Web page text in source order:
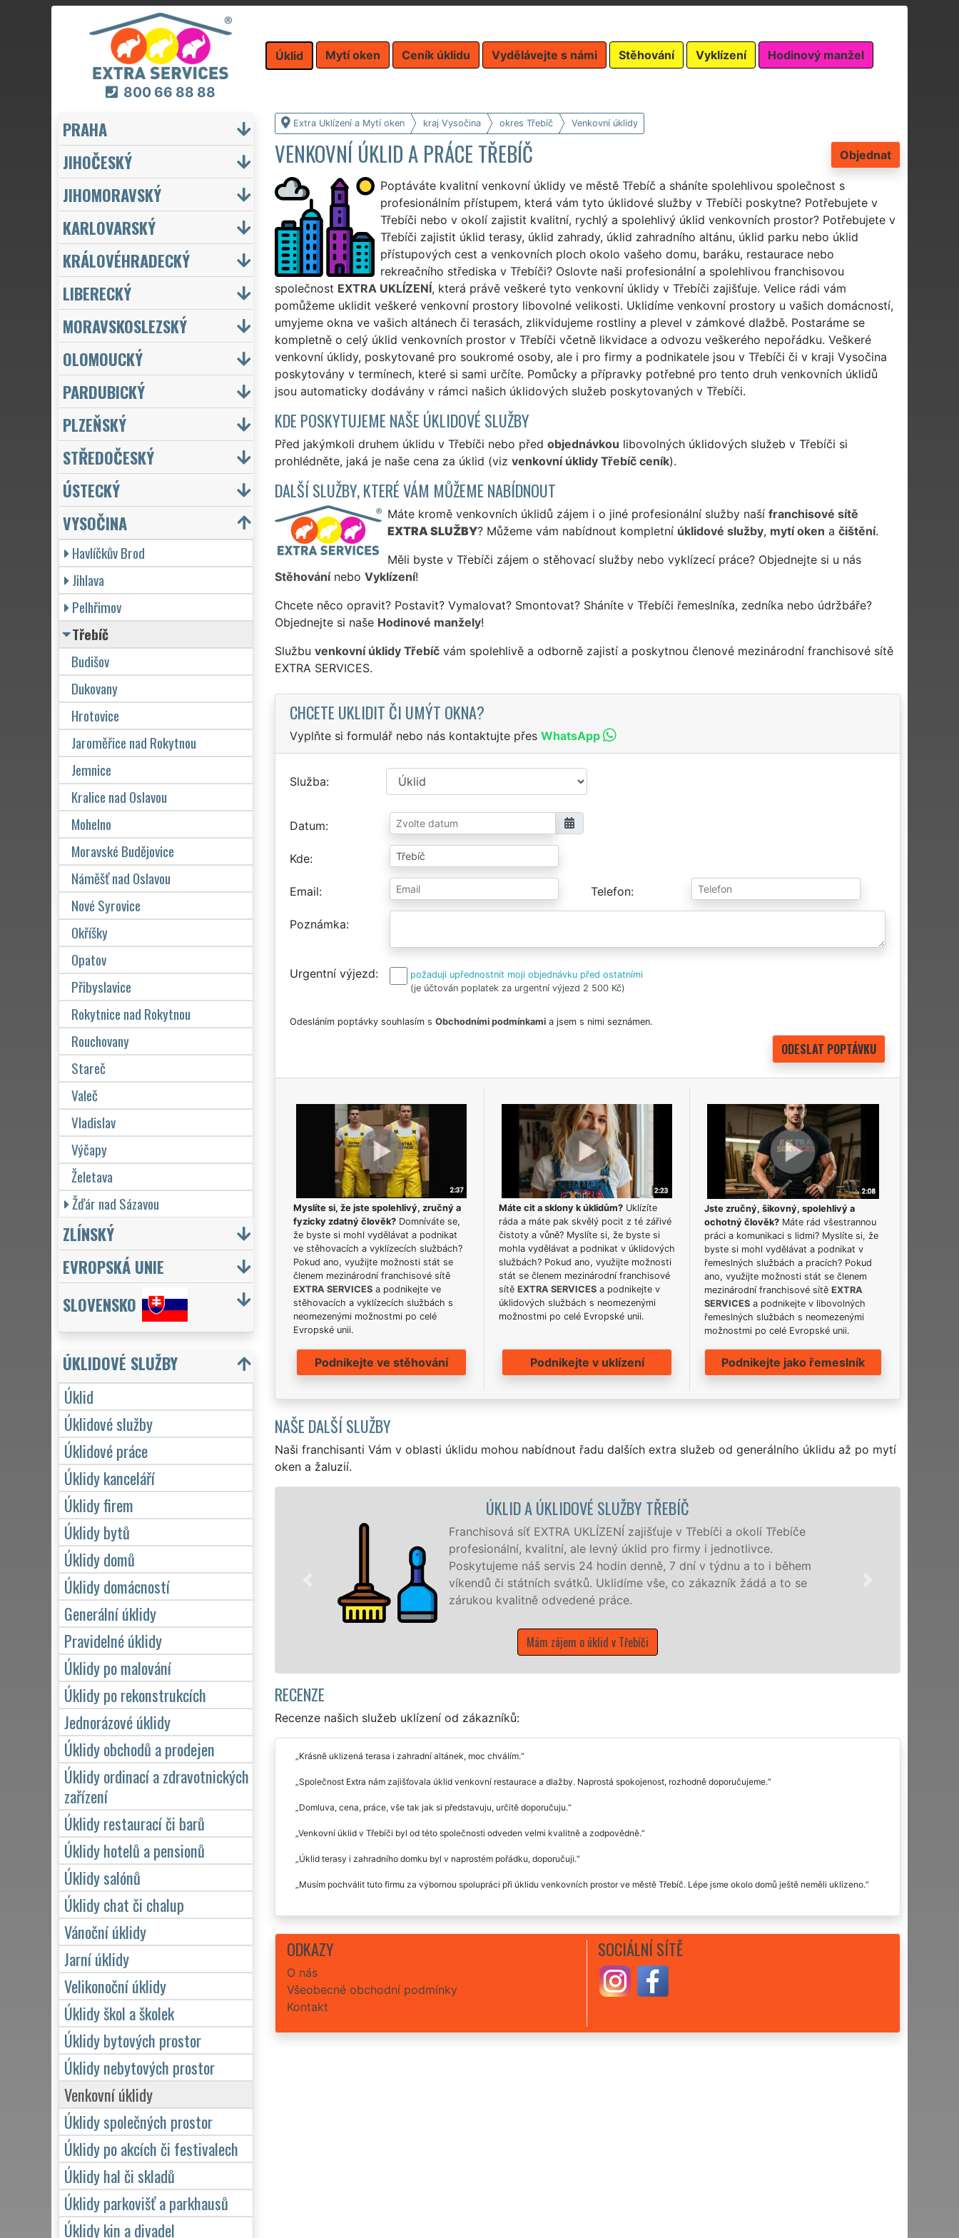
800 66 88 88
Úklid Mytí oken Ceník úklidu Vydělávejte s námi Stěhování Vyklízení Hodinový manžel
Extra Uklízení a Mytí oken kraj Vysočina okres Třebíč Venkovní úklidy
Objednat
VENKOVNÍ ÚKLID A PRÁCE TŘEBÍČ
Poptáváte kvalitní venkovní úklidy ve městě Třebíč a sháníte spolehlivou společnost s
profesionálním přístupem, která vám tyto úklidové služby v Třebíči poskytne? Potřebujete v
Třebíči nebo v okolí zajistit kvalitní, rychlý a spolehlivý úklid venkovních prostor? Potřebujete v
Třebíči zajistit úklid terasy, úklid zahrady, úklid zahradního altánu, úklid parku nebo úklid
přístupových cest a venkovních ploch okolo vašeho domu, baráku, restaurace nebo
rekreačního střediska v Třebíči? Oslovte naši profesionální a spolehlivou franchisovou
společnost EXTRA UKLÍZENÍ, která právě veškeré tyto venkovní úklidy v Třebíči zajišťuje. Velice rádi vám
pomůžeme uklidit veškeré venkovní prostory libovolné velikosti. Uklidíme venkovní prostory u vašich domácností,
umyjeme okna ve vašich altánech či terasách, zlikvidujeme rostliny a plevel v zámkové dlažbě. Postaráme se
kompletně o celý úklid venkovních prostor v Třebíči včetně likvidace a odvozu veškerého nepořádku. Veškeré
venkovní úklidy, poskytované pro soukromé osoby, ale i pro firmy a podnikatele jsou v Třebíči či v kraji Vysočina
poskytovány v termínech, které si sami určíte. Pomůcky a přípravky potřebné pro tento druh venkovních úklidů
jsou automaticky dodávány v rámci našich úklidových služeb poskytovaných v Třebíči.
KDE POSKYTUJEME NAŠE ÚKLIDOVÉ SLUŽBY
Před jakýmkoli druhem úklidu v Třebíči nebo před objednávkou libovolných úklidových služeb v Třebíči si
prohlédněte, jaká je naše cena za úklid (viz venkovní úklidy Třebíč ceník).
DALŠÍ SLUŽBY, KTERÉ VÁM MŮŽEME NABÍDNOUT
Máte kromě venkovních úklidů zájem i o jiné profesionální služby naší franchisové sítě
EXTRA SLUŽBY? Můžeme vám nabídnout kompletní úklidové služby, mytí oken a čištění.
Měli byste v Třebíči zájem o stěhovací služby nebo vyklízecí práce? Objednejte si u nás
Stěhovánínebo Vyklízení!
Chcete něco opravit? Postavit? Vymalovat? Smontovat? Sháníte v Třebíči řemeslníka, zedníka nebo údržbáře?
Objednejte si naše Hodinové manžely!
Službu venkovní úklidy Třebíčvám spolehlivě a odborně zajistí a poskytnou členové mezinárodní franchisové sítě
EXTRA SERVICES.
CHCETE UKLIDIT ČI UMÝT OKNA?
Vyplňte si formulář nebo nás kontaktujte přes WhatsApp
Služba
Datum
Kde
Email Telefon
Poznámka
Urgentní výjezd
požaduji upřednostnit moji objednávku před ostatními
(je účtován poplatek za urgentní výjezd 2 500 Kč)
Odesláním poptávky souhlasím s Obchodními podmínkamia jsem s nimi seznámen.
Myslíte si, že jste spolehlivý, zručný a
fyzicky zdatný člověk?Domníváte se,
že byste si mohl vydělávat a podnikat
ve stěhovacích a vyklízecích službách?
Pokud ano, využijte možnosti stát se
členem mezinárodní franchisové sítě
EXTRA SERVICESa podnikejte ve
stěhovacích a vyklízecích službách s
neomezenými možnostmi po celé
Evropské unii.
Podnikejte ve stěhování
Máte cit a sklony k úklidům?Uklízíte
ráda a máte pak skvělý pocit z té zářivé
čistoty a vůně? Myslíte si, že byste si
mohla vydělávat a podnikat v úklidových
službách? Pokud ano, využijte možnosti
stát se členem mezinárodní franchisové
sítě EXTRA SERVICESa podnikejte v
úklidových službách s neomezenými
možnostmi po celé Evropské unii.
Podnikejte v uklízení
Jste zručný, šikovný, spolehlivý a
ochotný člověk? Máte rád všestrannou
práci a komunikaci s lidmi? Myslíte si, že
byste si mohl vydělávat a podnikat v
řemeslných službách a pracích? Pokud
ano, využijte možnosti stát se členem
mezinárodní franchisové sítěEXTRA
SERVICES a podnikejte v libovolných
řemeslných službách s neomezenými
možnostmi po celé Evropské unii.
Podnikejte jako řemeslník
NAŠE DALŠÍ SLUŽBY
Naši franchisanti Vám v oblasti úklidu mohou nabídnout řadu dalších extra služeb od generálního úklidu až po mytí
oken a žaluzií.
ÚKLID A ÚKLIDOVÉ SLUŽBY TŘEBÍČ
Franchisová síť EXTRA UKLÍZENÍ zajišťuje v Třebíči a okolí Třebíče
profesionální, kvalitní, ale levný úklid pro firmy i jednotlivce.
Poskytujeme náš servis 24 hodin denně, 7 dní v týdnu a to i během
víkendů či státních svátků. Uklidíme vše, co zákazník žádá a to se
zárukou kvalitně odvedené práce.
Mám zájem o úklid v Třebíči
RECENZE
Recenze našich služeb uklízení od zákazníků:
Krásně uklizená terasa i zahradní altánek, moc chválím.
Společnost Extra nám zajišťovala úklid venkovní restaurace a dlažby. Naprostá spokojenost, rozhodně doporučujeme.
Domluva, cena, práce, vše tak jak si představuju, určitě doporučuju.
Venkovní úklid v Třebíči byl od této společnosti odveden velmi kvalitně a zodpovědně.
Úklid terasy i zahradního domku byl v naprostém pořádku, doporučuji.
Musím pochválit tuto firmu za výbornou spolupráci při úklidu venkovních prostor ve městě Třebíč. Lépe jsme okolo domů ještě neměli uklizeno.
ODKAZY
O nás
Všeobecné obchodní podmínky
Kontakt
SOCIÁLNÍ SÍTĚ
PRAHA
JIHOČESKÝ
JIHOMORAVSKÝ
KARLOVARSKÝ
KRÁLOVÉHRADECKÝ
LIBERECKÝ
MORAVSKOSLEZSKÝ
OLOMOUCKÝ
PARDUBICKÝ
PLZEŇSKÝ
STŘEDOČESKÝ
ÚSTECKÝ
VYSOČINA
Havlíčkův Brod
Jihlava
Pelhřimov
Třebíč
Budišov
Dukovany
Hrotovice
Jaroměřice nad Rokytnou
Jemnice
Kralice nad Oslavou
Mohelno
Moravské Budějovice
Náměšť nad Oslavou
Nové Syrovice
Okříšky
Opatov
Přibyslavice
Rokytnice nad Rokytnou
Rouchovany
Stareč
Valeč
Vladislav
Výčapy
Želetava
Žďár nad Sázavou
ZLÍNSKÝ
EVROPSKÁ UNIE
SLOVENSKO
ÚKLIDOVÉ SLUŽBY
Úklid
Úklidové služby
Úklidové práce
Úklidy kanceláří
Úklidy firem
Úklidy bytů
Úklidy domů
Úklidy domácností
Generální úklidy
Pravidelné úklidy
Úklidy po malování
Úklidy po rekonstrukcích
Jednorázové úklidy
Úklidy obchodů a prodejen
Úklidy ordinací a zdravotnických
zařízení
Úklidy restaurací či barů
Úklidy hotelů a pensionů
Úklidy salónů
Úklidy chat či chalup
Vánoční úklidy
Jarní úklidy
Velikonoční úklidy
Úklidy škol a školek
Úklidy bytových prostor
Úklidy nebytových prostor
Venkovní úklidy
Úklidy společných prostor
Úklidy po akcích či festivalech
Úklidy hal či skladů
Úklidy parkovišť a parkhausů
Úklidy kin a divadel